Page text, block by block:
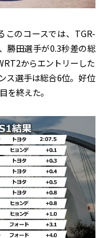
このコースでは、TGR-
勝田選手が0.3秒差の総
からエントリーした
ス選手は総合6位。好位
を終えた。